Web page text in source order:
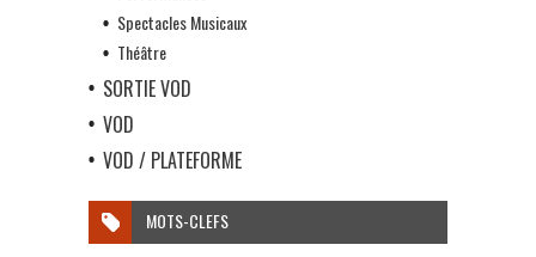
Spectacles Musicaux
Théâtre
SORTIE VOD
VOD
VOD / PLATEFORME
MOTS-CLEFS